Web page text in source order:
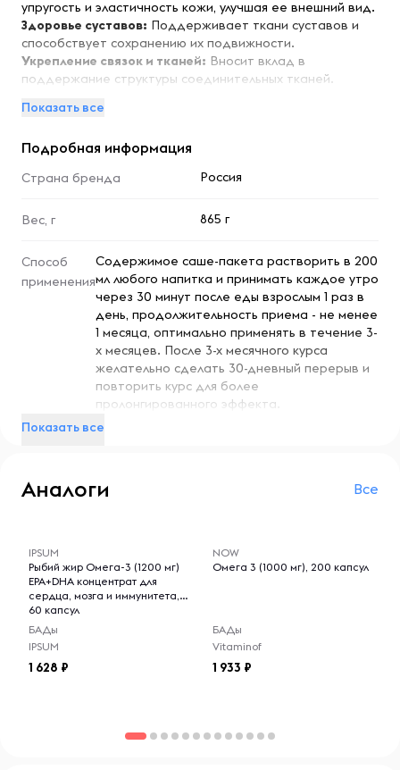
упругость и эластичность кожи, улучшая ее внешний вид.
Здоровье суставов: Поддерживает ткани суставов и
способствует сохранению их подвижности.
Укрепление связок и тканей: Вносит вклад в
поддержание структуры соединительных тканей.
потребность организма в коллагене при повышенных
Удобный формат:31 стик по 15 г — легко дозировать и
регулярного применения в периоды физических нагрузок,
при возрастных изменениях и при несбалансированном
питании. Практичная порционная форма делает прием
максимально удобным в любых условиях.
Условия хранения:
Хранить в сухом и прохладном месте, вдали от прямых
солнечных лучей и источников влаги. После открытия
продукта.
Показать все
Подробная информация
Страна бренда Россия
Вес, г 865 г
Способ
применения
Содержимое саше-пакета растворить в 200
мл любого напитка и принимать каждое утро
через 30 минут после еды взрослым 1 раз в
день, продолжительность приема - не менее
1 месяца, оптимально применять в течение 3-
х месяцев. После 3-х месячного курса
желательно сделать 30-дневный перерыв и
повторить курс для более
пролонгированного эффекта.
Витамины
Показать все
Аналоги Все
IPSUM
Рыбий жир Омега-3 (1200 мг)
EPA+DHA концентрат для
сердца, мозга и иммунитета,
60 капсул
БАДы
IPSUM
1 628
NOW
Омега 3 (1000 мг), 200 капсул
БАДы
Vitaminof
1 933